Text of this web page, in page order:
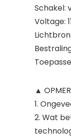
Schakel:
Voltage:
▲
1.
2. Wat